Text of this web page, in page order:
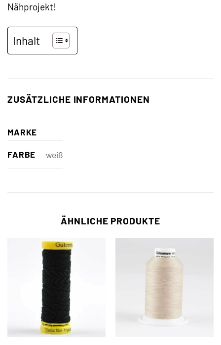
Nähprojekt!
Inhalt
ZUSÄTZLICHE INFORMATIONEN
MARKE
FARBE weiß
ÄHNLICHE PRODUKTE